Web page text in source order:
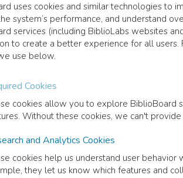
uses cookies and similar technologies to
system’s performance, and understand
services (including BiblioLabs websites
to create a better experience for all
use below.
Cookies
cookies allow you to explore BiblioBoard
Without these cookies, we can't
and Analytics Cookies
cookies help us understand user behavior
they let us know which features and
De
Declarada Dos Produtores Rurais
Rajão Author) Rayane Pacheco( Author)